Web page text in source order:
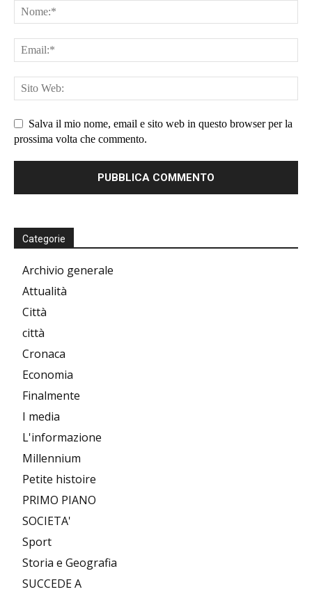
Salva il mio nome, email e sito web in questo browser per la
prossima volta che commento.
Categorie
Archivio generale
Attualità
Città
città
Cronaca
Economia
Finalmente
I media
L'informazione
Millennium
Petite histoire
PRIMO PIANO
SOCIETA'
Sport
Storia e Geografia
SUCCEDE A